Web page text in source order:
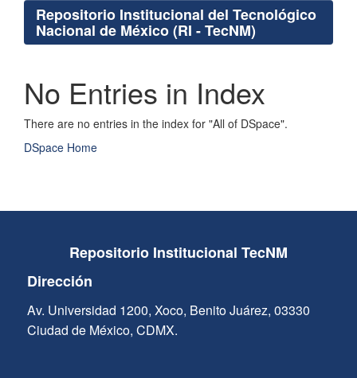
Repositorio Institucional del Tecnológico
Nacional de México (RI - TecNM)
No Entries in Index
There are no entries in the index for "All of DSpace".
DSpace Home
Repositorio Institucional TecNM
Dirección
Av. Universidad 1200, Xoco, Benito Juárez, 03330
Ciudad de México, CDMX.